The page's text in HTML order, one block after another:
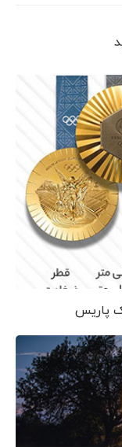
پاریس